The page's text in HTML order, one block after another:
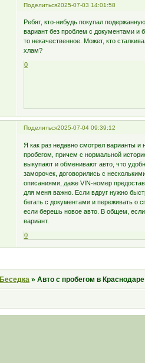
Поделиться2025-07-03 14:01:58
Ребят, кто-нибудь покупал
вариант без проблем с документами и
то некачественное. Может, кто
хлам?
0
Поделиться2025-07-04 09:39:12
Я как раз недавно смотрел варианты и
пробегом, причем с нормальной
выкупают и обменивают авто, что
заморочек, договорились с
описаниями, даже VIN-номер
для меня важно. Если вдруг нужно
бегать с документами и переживать о
если берешь новое авто. В общем,
вариант.
0
Беседка »Авто с пробегом в